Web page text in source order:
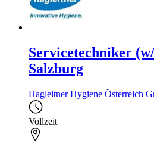
Servicetechniker
Salzburg
Hagleitner Hygiene Österreich
Vollzeit